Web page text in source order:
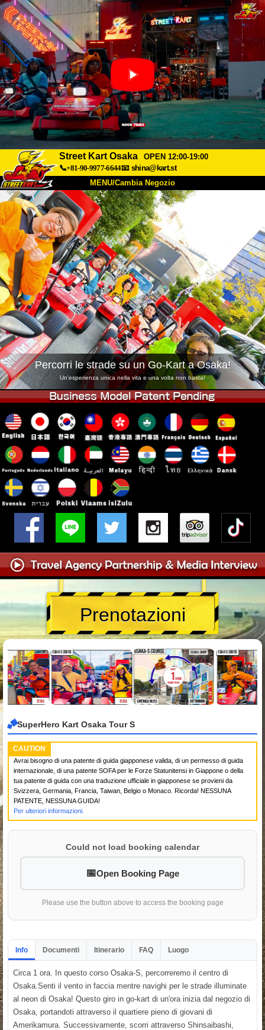
Street Kart Osaka
OPEN 12:00-19:00
📞+81-90-9977-6644📧 shina@kart.st
MENU/Cambia Negozio
INIZIO
Chi Siamo Specifiche
Accesso Recensioni
Azienda Prenotazioni
Cambia Negozio
Tokyo Shinagawa Tokyo Akihabara#1
Tokyo Akihabara#2 Tokyo Shibuya
Tokyo Shibuya Annex Tokyo Bay
Tokyo Asakusa Osaka
Okinawa
Percorri le strade su un Go-Kart a Osaka!
Un'esperienza unica nella vita e una volta non basta!
Prenotazioni
SuperHero Kart Osaka Tour S
CAUTION
Avrai bisogno di una patente di guida giapponese valida, di un permesso di guida
internazionale, di una patente SOFA per le Forze Statunitensi in Giappone o della
tua patente di guida con una traduzione ufficiale in giapponese se provieni da
Svizzera, Germania, Francia, Taiwan, Belgio o Monaco. Ricorda! NESSUNA
PATENTE, NESSUNA GUIDA!
Per ulteriori informazioni.
Could not load booking calendar
Open Booking Page
Please use the button above to access the booking page
Info Documenti Itinerario FAQ Luogo
Circa 1 ora. In questo corso Osaka-S, percorreremo il centro di
Osaka.Senti il vento in faccia mentre navighi per le strade illuminate
al neon di Osaka! Questo giro in go-kart di un'ora inizia dal negozio di
Osaka, portandoti attraverso il quartiere pieno di giovani di
Amerikamura. Successivamente, scorri attraverso Shinsaibashi,